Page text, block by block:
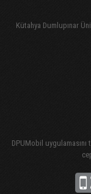
Kütahya Dumlupınar
DPUMobil